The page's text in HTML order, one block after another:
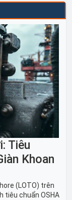
Tiêu
Khoan
(LOTO) trên
tiêu chuẩn OSHA